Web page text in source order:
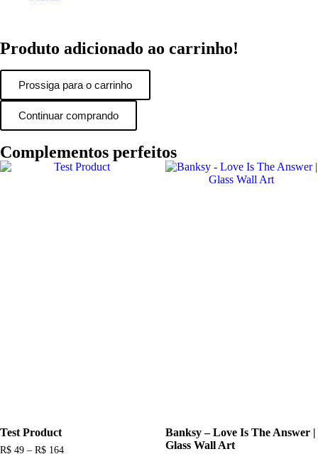
Produto adicionado ao carrinho!
Prossiga para o carrinho
Continuar comprando
Complementos perfeitos
Test Product
R$ 49 – R$ 164
Banksy – Love Is The Answer |
Glass Wall Art